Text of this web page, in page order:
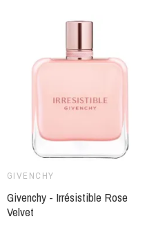
GIVENCHY
Givenchy - Irrésistible Rose
Velvet